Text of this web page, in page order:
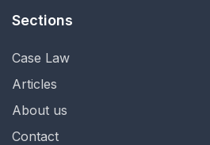
Sections
Case Law
Articles
About us
Contact